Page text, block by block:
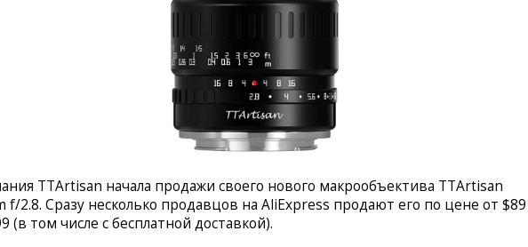
TTArtisan начала продажи своего нового макрообъектива TTArtisan
f/2.8. Сразу несколько продавцов на AliExpress продают его по цене от $89
(в том числе с бесплатной доставкой).